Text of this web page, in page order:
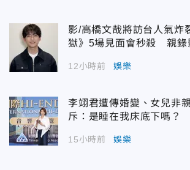
影/高橋文哉將訪台人氣炸
獄》5場見面會秒殺 親錄
12小時前 娛樂
李翊君遭傳婚變、女兒非
斥：是睡在我床底下嗎？
15小時前 娛樂